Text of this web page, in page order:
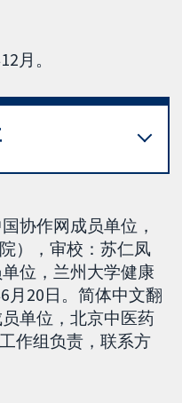
月。
协作网成员单位，
），审校：苏仁凤
单位，兰州大学健康
月20日。简体中文翻
单位，北京中医药
作组负责，联系方